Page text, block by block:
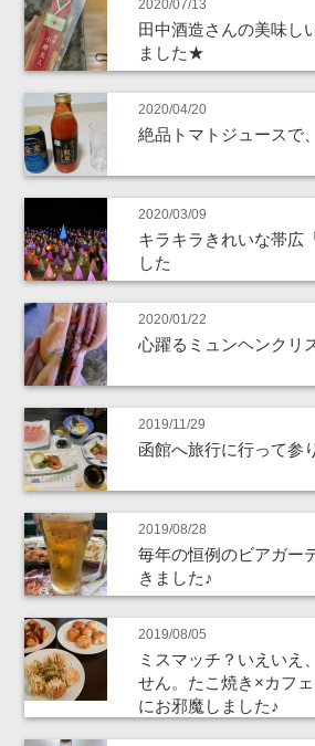
2020/07/13
田中酒造さんの美味し
ました★
2020/04/20
絶品トマトジュースで
2020/03/09
キラキラきれいな帯広
した
2020/01/22
心躍るミュンヘンクリ
2019/11/29
函館へ旅行に行って参
2019/08/28
毎年の恒例のビアガー
きました♪
2019/08/05
ミスマッチ？いえいえ
せん。たこ焼き×カフェ
にお邪魔しました♪